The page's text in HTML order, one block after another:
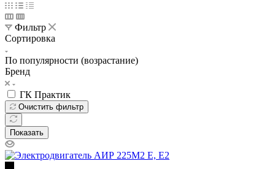
Фильтр
Сортировка
По популярности (возрастание)
Бренд
ГК Практик
Очистить фильтр
Показать